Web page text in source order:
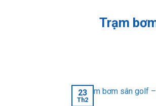
Trạm
23
Th2